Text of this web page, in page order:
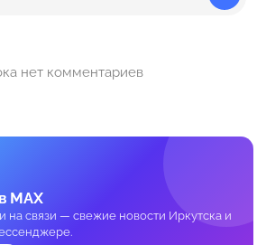
нет комментариев
MAX
на связи — свежие новости Иркутска и